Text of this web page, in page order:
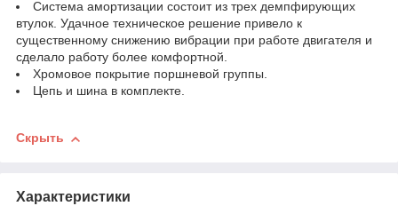
Система амортизации состоит из трех демпфирующих
втулок. Удачное техническое решение привело к
существенному снижению вибрации при работе двигателя и
сделало работу более комфортной.
Хромовое покрытие поршневой группы.
Цепь и шина в комплекте.
Скрыть
Характеристики